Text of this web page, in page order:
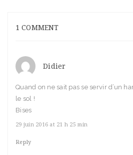
1 COMMENT
Didier
Quand on ne sait pas se servir d’un
le sol !
Bises
29 juin 2016 at 21 h 25 min
Reply